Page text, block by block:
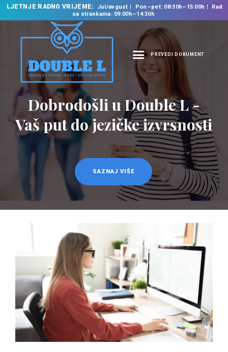
LJETNJE RADNO VRIJEME: Jul/avgust Pon–pet: 08:30h–15:00h
Rad
sa strankama: 09:00h–14:30h
PREVEDI DOKUMENT
NASLOVNA
O NAMA
NAŠE USLUGE
ŠKOLA STRANIH
JEZIKA
PREVODILAČKI BIRO
KURSEVI
NOVOSTI
KONTAKT
Prevodilačke usluge
na 35 jezika
SAZNAJ VIŠE